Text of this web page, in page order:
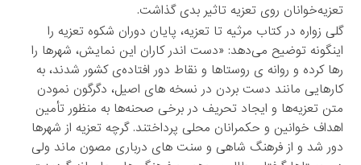
تعزیه‌خوانان روی تعزیه تاثیر بدی گذاشت.
گلی زواره در کتاب مرثیه تا تعزیه، پایان دوران شکوه تعزیه را
اینگونه توضیح می‌دهد: «دست اندر کاران این نمایش، شهرها را
رها کرده و روانه ی روستاها و نقاط دور افتاده‌ی کشور شدند، به
کارهایی مانند دست بردن در نسخه های اصیل، دگرگون نمودن
متن تعزیه‌ها و ایجاد تحریف در برخی صحنه‌ها به منظور تأمین
اهداف خوانین و حکمرانان محلی پرداختند. گرچه تعزیه از شهرها
دور شد و از فرهنگ شاهی و سنت های درباری مصون ماند ولی